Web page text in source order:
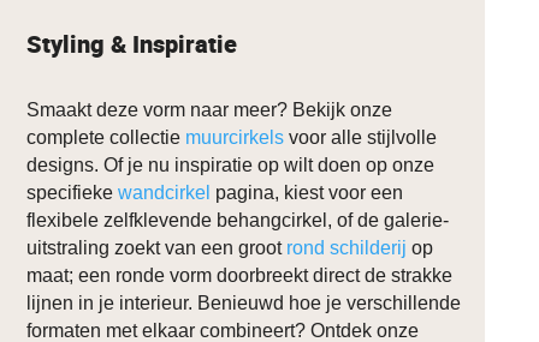
Styling & Inspiratie
Smaakt deze vorm naar meer? Bekijk onze
complete collectie muurcirkels voor alle stijlvolle
designs. Of je nu inspiratie op wilt doen op onze
specifiekewandcirkel pagina, kiest voor een
flexibele zelfklevende behangcirkel, of de galerie-
uitstraling zoekt van een groot rond schilderij op
maat; een ronde vorm doorbreekt direct de strakke
lijnen in je interieur. Benieuwd hoe je verschillende
formaten met elkaar combineert? Ontdek onze